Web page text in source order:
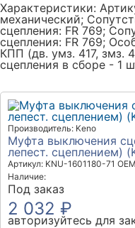
Характеристики:
механический;
сцепления: FR 769;
сцепления: FR 769;
КПП (дв. умз. 417, змз.
сцепления в сборе - 1
Производитель: Keno
Муфта выключения
лепест. сцеплением)
Артикул: KNU-1601180-71
Наличие:
Под заказ
2 032 ₽
авторизуйтесь для